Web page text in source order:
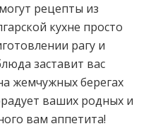
рецепты из
кухне просто
рагу и
заставит вас
жемчужных берегах
ваших родных и
вам аппетита!